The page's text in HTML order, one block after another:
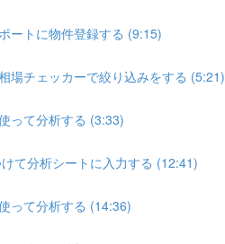
ートに物件登録する (9:15)
チェッカーで絞り込みをする (5:21)
って分析する (3:33)
て分析シートに入力する (12:41)
って分析する (14:36)